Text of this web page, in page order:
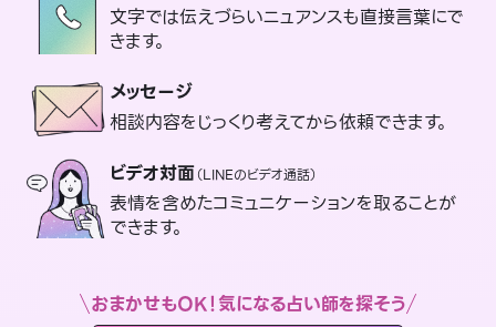
文字では伝えづらいニュアンスも直接言葉にで
きます。
メッセージ
相談内容をじっくり考えてから依頼できます。
ビデオ対面（LINEのビデオ通話）
表情を含めたコミュニケーションを取ることが
できます。
おまかせもOK！気になる占い師を探そう